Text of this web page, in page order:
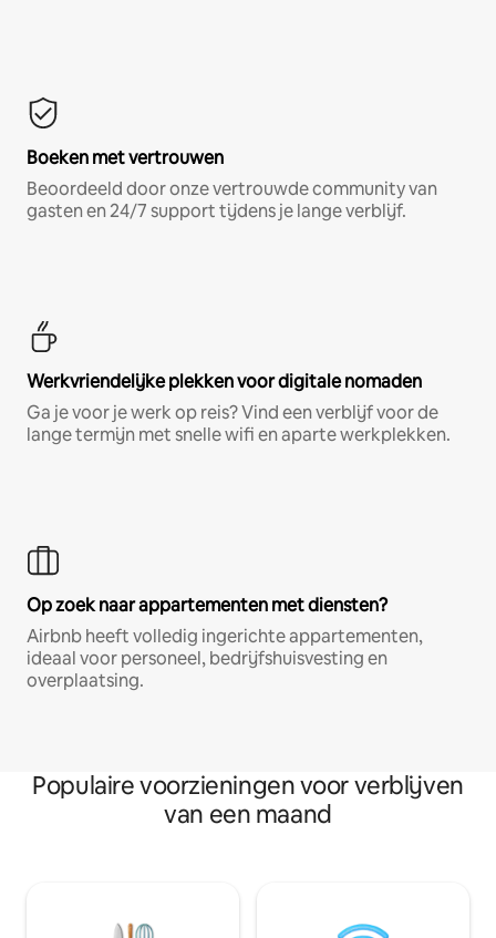
Boeken met vertrouwen
Beoordeeld door onze vertrouwde community van
gasten en 24/7 support tijdens je lange verblijf.
Werkvriendelijke plekken voor digitale nomaden
Ga je voor je werk op reis? Vind een verblijf voor de
lange termijn met snelle wifi en aparte werkplekken.
Op zoek naar appartementen met diensten?
Airbnb heeft volledig ingerichte appartementen,
ideaal voor personeel, bedrijfshuisvesting en
overplaatsing.
Populaire voorzieningen voor verblijven
van een maand